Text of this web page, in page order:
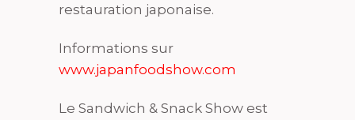
restauration japonaise.
Informations sur
www.japanfoodshow.com
Le Sandwich & Snack Show est